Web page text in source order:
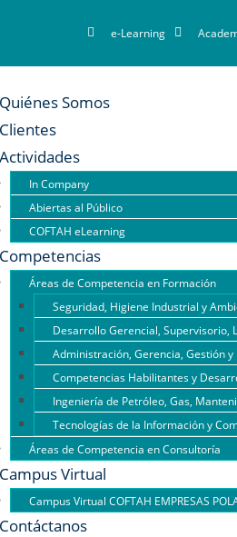
e-Learning
Quiénes Somos
Clientes
Actividades
In Company
Abiertas al Público
COFTAH eLearning
Competencias
Áreas de Competencia en Formación
Seguridad, Higiene Industrial y
Desarrollo Gerencial, Supervisorio,
Administración, Gerencia, Gestión y
Competencias Habilitantes y
Ingeniería de Petróleo, Gas,
Tecnologías de la Información y
Áreas de Competencia en Consultoría
Campus Virtual
Campus Virtual COFTAH EMPRESAS
Contáctanos